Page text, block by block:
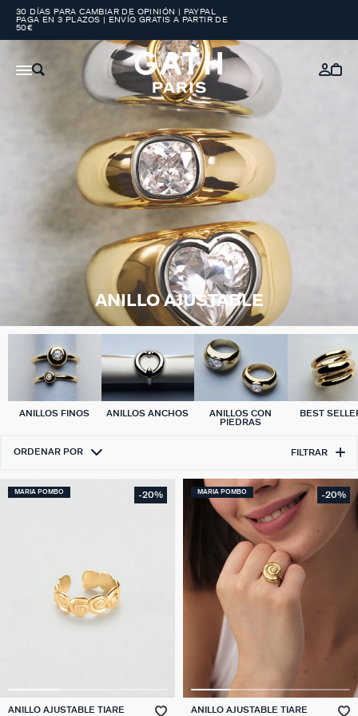
30 DÍAS PARA CAMBIAR DE OPINIÓN | PAYPAL
PAGA EN 3 PLAZOS | ENVÍO GRATIS A PARTIR DE
50€
ANILLO AJUSTABLE
ANILLOS FINOS ANILLOS ANCHOS
ANILLOS CON
PIEDRAS
BEST
ORDENAR POR FILTRAR
MARIA POMBO -20%
ANILLO AJUSTABLE TIARE
MARIA POMBO -20%
ANILLO AJUSTABLE TIARE